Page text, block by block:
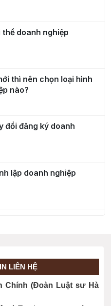
thể doanh nghiệp
thì nên chọn loại hình
nào?
đổi đăng ký doanh
lập doanh nghiệp
LIÊN HỆ
Chính (Đoàn Luật sư Hà